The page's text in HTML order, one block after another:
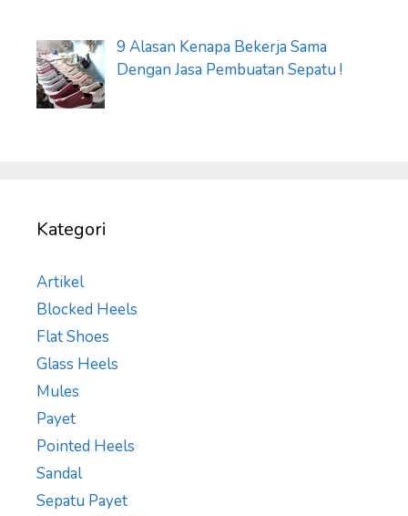
9 Alasan Kenapa Bekerja Sama
Dengan Jasa Pembuatan Sepatu !
Kategori
Artikel
Blocked Heels
Flat Shoes
Glass Heels
Mules
Payet
Pointed Heels
Sandal
Sepatu Payet